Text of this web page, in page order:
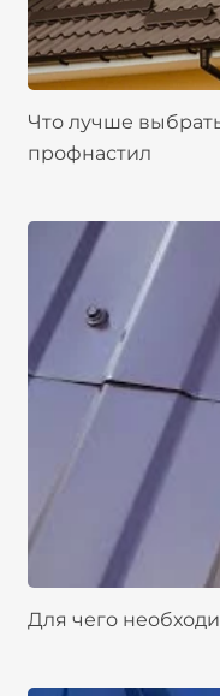
Что лучше
профнастил
Для чего